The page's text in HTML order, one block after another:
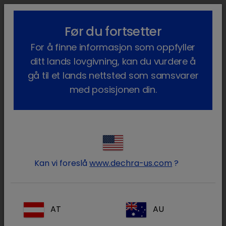
lock_outline search menu
Kundeservice
Marit E. Joergensen
info.no@dechra.com
elektronisk forespørsel
eller kontakt vår
kundeservice på:
Før du fortsetter
For å finne informasjon som oppfyller
ditt lands lovgivning, kan du vurdere å
gå til et lands nettsted som samsvarer
med posisjonen din.
Kan vi foreslåwww.dechra-us.com ?
AT AU